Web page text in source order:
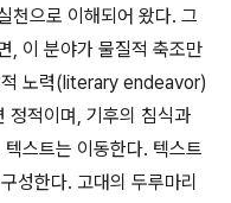
천으로 이해되어 왔다. 그
, 이 분야가 물질적 축조만
적 노력(literary endeavor)
정적이며, 기후의 침식과
텍스트는 이동한다. 텍스트
성한다. 고대의 두루마리